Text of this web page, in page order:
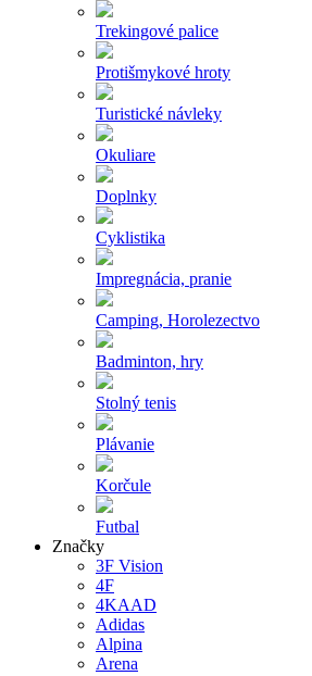
Trekingové palice
Protišmykové hroty
Turistické návleky
Okuliare
Doplnky
Cyklistika
Impregnácia, pranie
Camping, Horolezectvo
Badminton, hry
Stolný tenis
Plávanie
Korčule
Futbal
Značky
3F Vision
4F
4KAAD
Adidas
Alpina
Arena